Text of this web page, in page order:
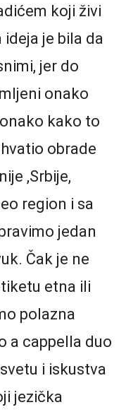
koji živi
je bila da
jer do
onako
kako to
obrade
,Srbije,
region i sa
jedan
Čak je ne
etna ili
polazna
a cappella duo
i iskustva
jezička